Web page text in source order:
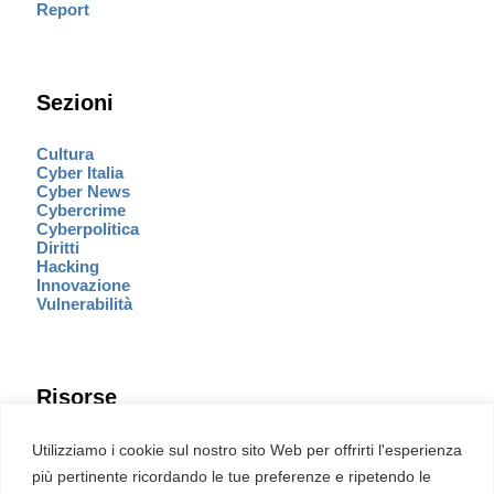
Utilizziamo i cookie sul nostro sito Web per offrirti l'esperienza
più pertinente ricordando le tue preferenze e ripetendo le
Report
Sezioni
Cultura
Cyber Italia
Cyber News
Cybercrime
Cyberpolitica
Diritti
Hacking
Innovazione
Vulnerabilità
Risorse
Eventi
Fumetto Cyber
Newsletter